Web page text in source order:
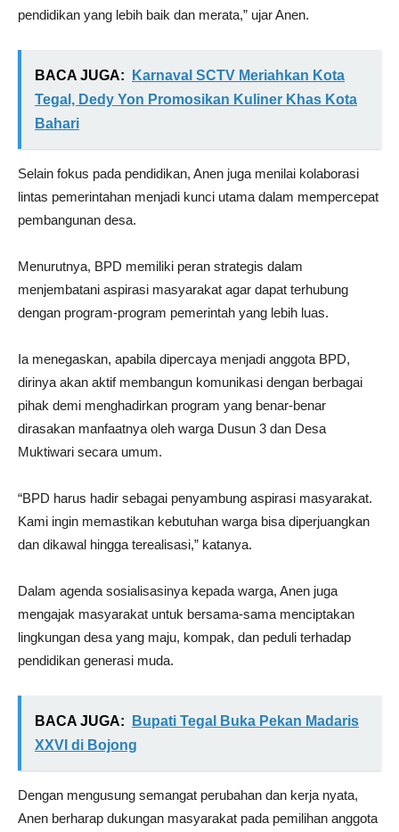
pendidikan yang lebih baik dan merata,” ujar Anen.
BACA JUGA:
Karnaval SCTV Meriahkan Kota
Tegal, Dedy Yon Promosikan Kuliner Khas Kota
Bahari
Selain fokus pada pendidikan, Anen juga menilai kolaborasi
lintas pemerintahan menjadi kunci utama dalam mempercepat
pembangunan desa.
Menurutnya, BPD memiliki peran strategis dalam
menjembatani aspirasi masyarakat agar dapat terhubung
dengan program-program pemerintah yang lebih luas.
Ia menegaskan, apabila dipercaya menjadi anggota BPD,
dirinya akan aktif membangun komunikasi dengan berbagai
pihak demi menghadirkan program yang benar-benar
dirasakan manfaatnya oleh warga Dusun 3 dan Desa
Muktiwari secara umum.
“BPD harus hadir sebagai penyambung aspirasi masyarakat.
Kami ingin memastikan kebutuhan warga bisa diperjuangkan
dan dikawal hingga terealisasi,” katanya.
Dalam agenda sosialisasinya kepada warga, Anen juga
mengajak masyarakat untuk bersama-sama menciptakan
lingkungan desa yang maju, kompak, dan peduli terhadap
pendidikan generasi muda.
BACA JUGA:
Bupati Tegal Buka Pekan Madaris
XXVI di Bojong
Dengan mengusung semangat perubahan dan kerja nyata,
Anen berharap dukungan masyarakat pada pemilihan anggota